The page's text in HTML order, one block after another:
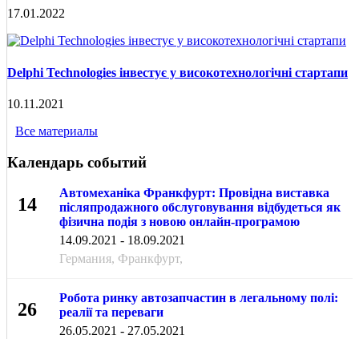
17.01.2022
Delphi Technologies інвестує у високотехнологічні стартапи
10.11.2021
Все материалы
Календарь событий
14
Автомеханіка Франкфурт: Провідна виставка
післяпродажного обслуговування відбудеться як
фізична подія з новою онлайн-програмою
14.09.2021 - 18.09.2021
Германия, Франкфурт,
26
Робота ринку автозапчастин в легальному полі:
реалії та переваги
26.05.2021 - 27.05.2021